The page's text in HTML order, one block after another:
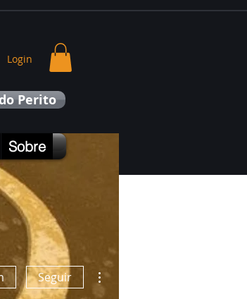
Login
Perito
Sobre
Seguir
Mais ações